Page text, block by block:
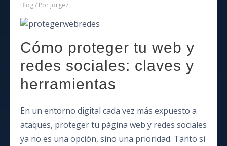
Blog/ Por jorgez
Cómo proteger tu web y
redes sociales: claves y
herramientas
En un entorno digital cada vez más expuesto a
ataques, proteger tu página web y redes sociales
ya no es una opción, sino una prioridad. Tanto si